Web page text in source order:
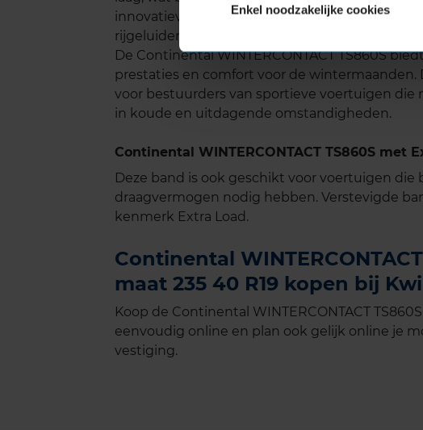
Enkel noodzakelijke cookies
innovatieve lamellenstructuur en het
rijgeluiden aanzienlijk verminderd, wat zorgt
De Continental WINTERCONTACT TS860S
prestaties en comfort voor de
voor bestuurders van sportieve voertuigen die
in koude en uitdagende omstandigheden.
Continental WINTERCONTACT TS860S met
Deze band is ook geschikt voor voertuigen
draagvermogen nodig hebben. Verstevigde
kenmerk Extra Load.
Continental
maat 235 40 R19 kopen bij
Koop de Continental WINTERCONTACT
eenvoudig online en plan ook gelijk online je
vestiging.